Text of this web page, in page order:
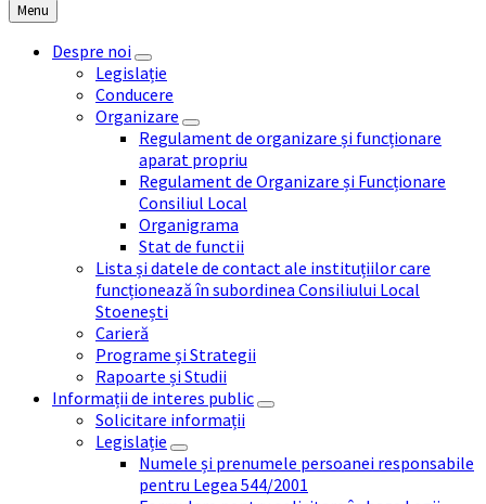
Menu
Despre noi
Legislație
Conducere
Organizare
Regulament de organizare și funcționare
aparat propriu
Regulament de Organizare și Funcționare
Consiliul Local
Organigrama
Stat de functii
Lista și datele de contact ale instituțiilor care
funcționează în subordinea Consiliului Local
Stoenești
Carieră
Programe și Strategii
Rapoarte și Studii
Informații de interes public
Solicitare informații
Legislație
Numele și prenumele persoanei responsabile
pentru Legea 544/2001